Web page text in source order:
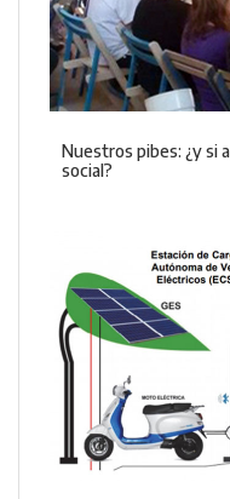
Nuestros pibes: ¿y si
social?